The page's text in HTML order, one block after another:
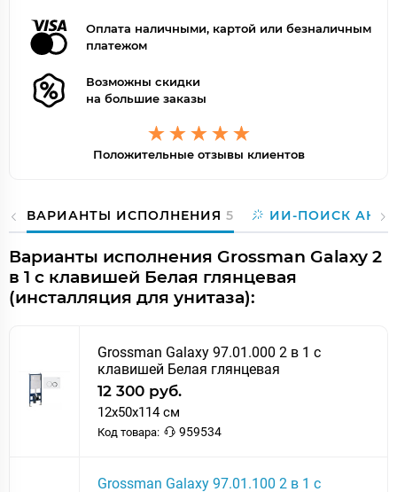
Оплата наличными, картой или безналичным
платежом
Возможны скидки
на большие заказы
Положительные отзывы клиентов
ВАРИАНТЫ ИСПОЛНЕНИЯ 5 ИИ-ПОИСК
Варианты исполнения Grossman Galaxy 2
в 1 с клавишей Белая глянцевая
(инсталляция для унитаза):
Grossman Galaxy 97.01.000 2 в 1 с
клавишей Белая глянцевая
12 300 руб.
12x50x114 см
Код товара: 959534
Grossman Galaxy 97.01.100 2 в 1 с